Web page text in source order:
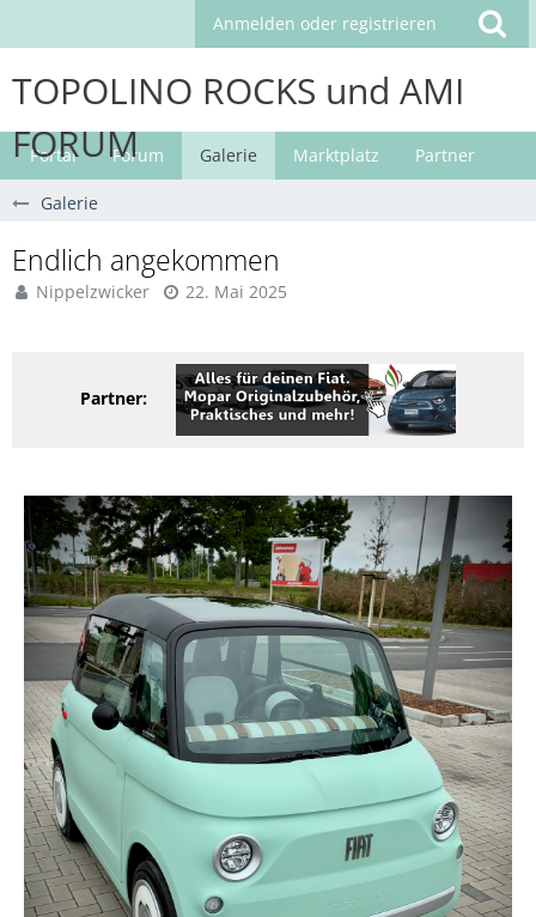
Anmelden oder registrieren
TOPOLINO ROCKS und AMI
FORUM
Portal Forum Galerie Marktplatz Partner
Galerie
Endlich angekommen
Nippelzwicker 22. Mai 2025
Partner: